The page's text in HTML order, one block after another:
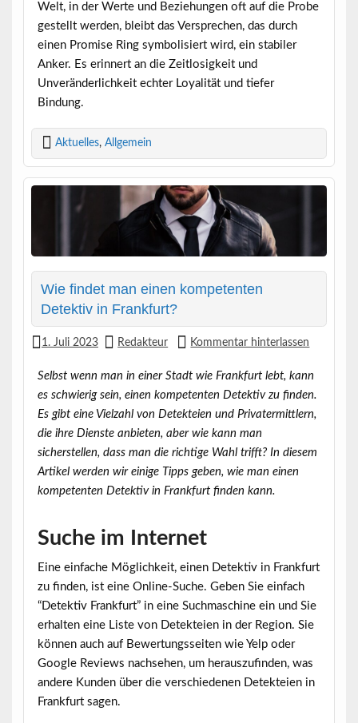
Welt, in der Werte und Beziehungen oft auf die Probe
gestellt werden, bleibt das Versprechen, das durch
einen Promise Ring symbolisiert wird, ein stabiler
Anker. Es erinnert an die Zeitlosigkeit und
Unveränderlichkeit echter Loyalität und tiefer
Bindung.
Aktuelles, Allgemein
Wie findet man einen kompetenten
Detektiv in Frankfurt?
1. Juli 2023 Redakteur Kommentar hinterlassen
Selbst wenn man in einer Stadt wie Frankfurt lebt, kann
es schwierig sein, einen kompetenten Detektiv zu finden.
Es gibt eine Vielzahl von Detekteien und Privatermittlern,
die ihre Dienste anbieten, aber wie kann man
sicherstellen, dass man die richtige Wahl trifft? In diesem
Artikel werden wir einige Tipps geben, wie man einen
kompetenten Detektiv in Frankfurt finden kann.
Suche im Internet
Eine einfache Möglichkeit, einen Detektiv in Frankfurt
zu finden, ist eine Online-Suche. Geben Sie einfach
“Detektiv Frankfurt” in eine Suchmaschine ein und Sie
erhalten eine Liste von Detekteien in der Region. Sie
können auch auf Bewertungsseiten wie Yelp oder
Google Reviews nachsehen, um herauszufinden, was
andere Kunden über die verschiedenen Detekteien in
Frankfurt sagen.